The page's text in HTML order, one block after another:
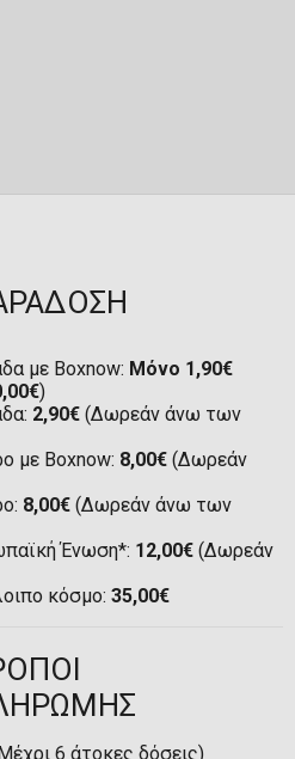
με Boxnow: Μόνο 1,90€
)
2,90€ (Δωρεάν άνω των
με Boxnow: 8,00€ (Δωρεάν
8,00€ (Δωρεάν άνω των
Ένωση*: 12,00€ (Δωρεάν
κόσμο: 35,00€
6 άτοκες δόσεις)